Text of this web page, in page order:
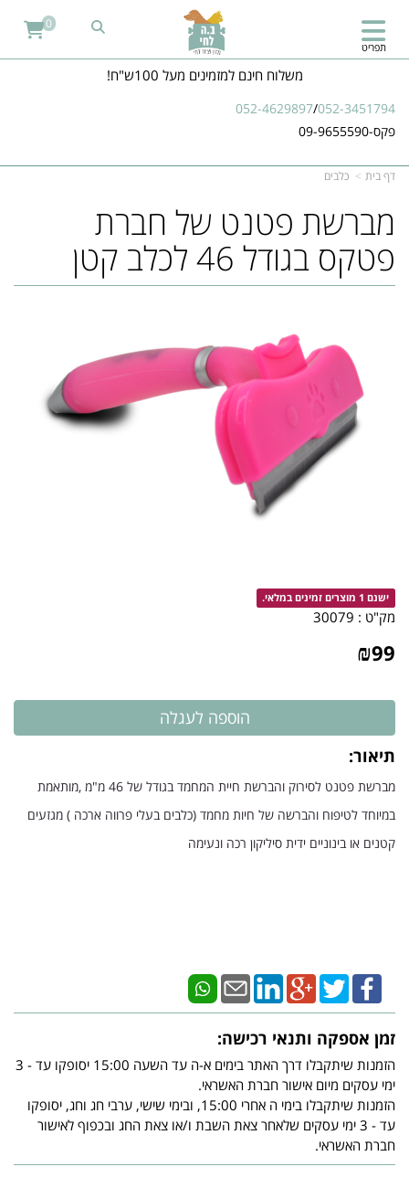
משלוח חינם למזמינים מעל 100ש"ח!
052-4629897/052-3451794
פקס-09-9655590
תפריט
0
דף בית כלבים
מברשת פטנט של חברת
פטקס בגודל 46 לכלב קטן
ישנם 1 מוצרים זמינים במלאי.
מק"ט : 30079
₪99
תיאור:
מברשת פטנט לסירוק והברשת חיית המחמד בגודל של 46 מ"מ ,מותאמת
במיוחד לטיפוח והברשה של חיות מחמד (כלבים בעלי פרווה ארכה ) מגזעים
קטנים או בינוניים ידית סיליקון רכה ונעימה
זמן אספקה ותנאי רכישה:
הזמנות שיתקבלו דרך האתר בימים א-ה עד השעה 15:00 יסופקו עד - 3
ימי עסקים מיום אישור חברת האשראי.
הזמנות שיתקבלו בימי ה אחרי 15:00, ובימי שישי, ערבי חג וחג, יסופקו
עד - 3 ימי עסקים שלאחר צאת השבת ו/או צאת החג ובכפוף לאישור
חברת האשראי.